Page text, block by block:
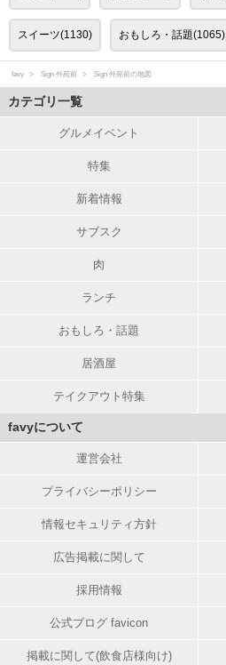
スイーツ(1130) おもしろ・話題(1065)
favy Sign 外苑前 Sign 外苑前の地図
カテゴリ一覧
グルメイベント
特集
新着情報
サブスク
肉
ランチ
おもしろ・話題
居酒屋
テイクアウト特集
favyについて
運営会社
プライバシーポリシー
情報セキュリティ方針
広告掲載に関して
採用情報
公式ブログ favicon
掲載に関して(飲食店様向け)